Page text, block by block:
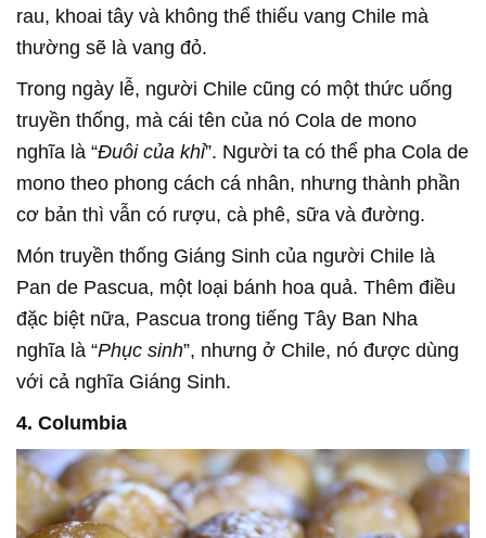
rau, khoai tây và không thể thiếu vang Chile mà
thường sẽ là vang đỏ.
Trong ngày lễ, người Chile cũng có một thức uống
truyền thống, mà cái tên của nó Cola de mono
nghĩa là “Đuôi của khỉ”. Người ta có thể pha Cola de
mono theo phong cách cá nhân, nhưng thành phần
cơ bản thì vẫn có rượu, cà phê, sữa và đường.
Món truyền thống Giáng Sinh của người Chile là
Pan de Pascua, một loại bánh hoa quả. Thêm điều
đặc biệt nữa, Pascua trong tiếng Tây Ban Nha
nghĩa là “Phục sinh”, nhưng ở Chile, nó được dùng
với cả nghĩa Giáng Sinh.
4. Columbia